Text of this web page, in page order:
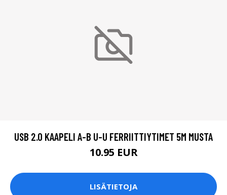
USB 2.0 KAAPELI A-B U-U FERRIITTIYTIMET 5M MUSTA
10.95 EUR
LISÄTIETOJA